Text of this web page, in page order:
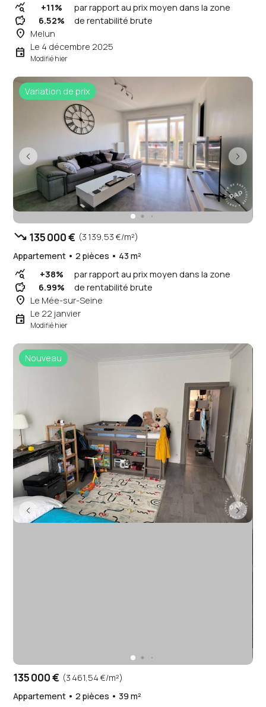
query_stats +11% par rapport au prix moyen dans la zone
savings 6.52% de rentabilité brute
place Melun
event Le 4 décembre 2025
Modifié hier
Variation de prix
trending_down 135 000 € (3 139,53 €/m²)
Appartement • 2 pièces • 43 m²
query_stats +38% par rapport au prix moyen dans la zone
savings 6.99% de rentabilité brute
place Le Mée-sur-Seine
event Le 22 janvier
Modifié hier
Nouveau
135 000 € (3 461,54 €/m²)
Appartement • 2 pièces • 39 m²